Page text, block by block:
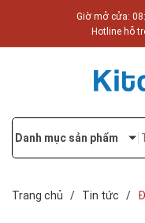
Giờ mở cửa:
Hotline hỗ
Danh mục sản phẩm
Trang chủ / Tin tức /